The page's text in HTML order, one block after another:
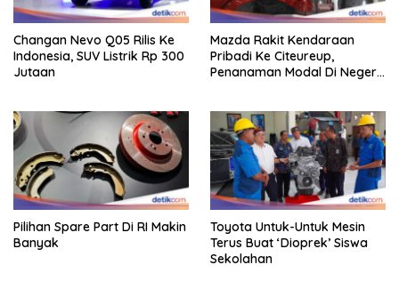
Changan Nevo Q05 Rilis Ke
Indonesia, SUV Listrik Rp 300
Jutaan
Mazda Rakit Kendaraan
Pribadi Ke Citeureup,
Penanaman Modal Di Negeri
Pilihan Spare Part Di RI Makin
Banyak
Toyota Untuk-Untuk Mesin
Terus Buat ‘Dioprek’ Siswa
Sekolahan